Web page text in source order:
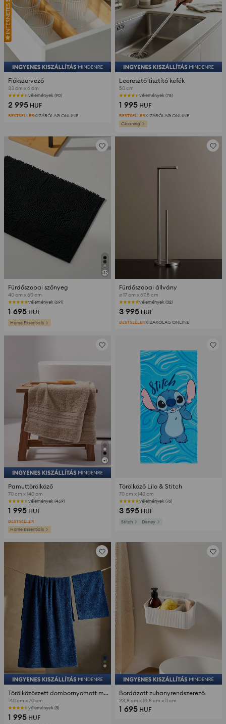
Fiókszervező
33 cm x 6 cm
vélemények (90)
2 995 HUF
BESTSELLERKIZÁRÓLAG ONLINE
Leeresztő tisztító kefék
50 cm
vélemények (78)
1 995 HUF
BESTSELLERKIZÁRÓLAG ONLINE
Cleaning
+12
Fürdőszobai szőnyeg
40 cm x 60 cm
vélemények (691)
1 695 HUF
Home Essentials
Fürdőszobai állvány
⌀ 17 cm x 67,5 cm
vélemények (32)
3 995 HUF
BESTSELLERKIZÁRÓLAG ONLINE
+1
Pamuttörölköző
70 cm x 140 cm
vélemények (459)
1 995 HUF
BESTSELLER
Home Essentials
Törölköző Lilo & Stitch
70 cm x 140 cm
vélemények (76)
3 595 HUF
Stitch Disney
Törölközőszett dombornyomott mintával 2 pack
140 cm x 70 cm
vélemények (3)
1 995 HUF
Bordázott zuhanyrendszerező
23,8 cm x 10,8 cm x 11 cm
1 695 HUF